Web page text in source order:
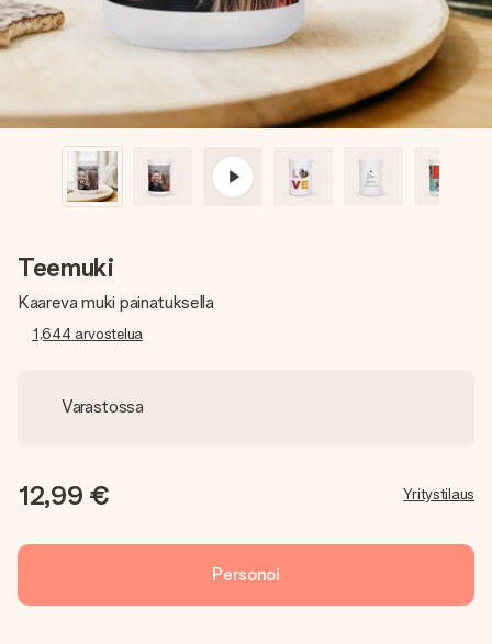
Teemuki
Kaareva muki painatuksella
1,644 arvostelua
Varastossa
12,99 € Yritystilaus
Personoi